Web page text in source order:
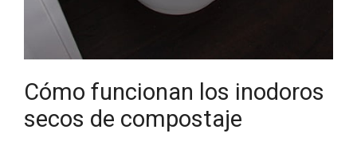
Cómo funcionan los inodoros
secos de compostaje